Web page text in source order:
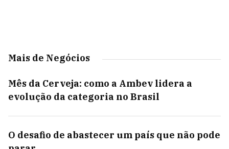
Mais de Negócios
Mês da Cerveja: como a Ambev lidera a
evolução da categoria no Brasil
O desafio de abastecer um país que não pode